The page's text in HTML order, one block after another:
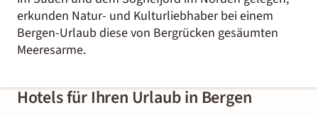
erkunden Natur- und Kulturliebhaber bei einem
Bergen-Urlaub diese von Bergrücken gesäumten
Meeresarme.
Hotels für Ihren Urlaub in Bergen